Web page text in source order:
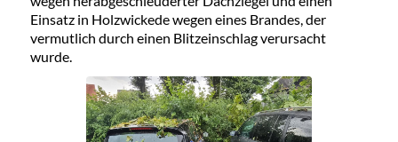
Einsatz in Holzwickede wegen eines Brandes, der
vermutlich durch einen Blitzeinschlag verursacht
wurde.